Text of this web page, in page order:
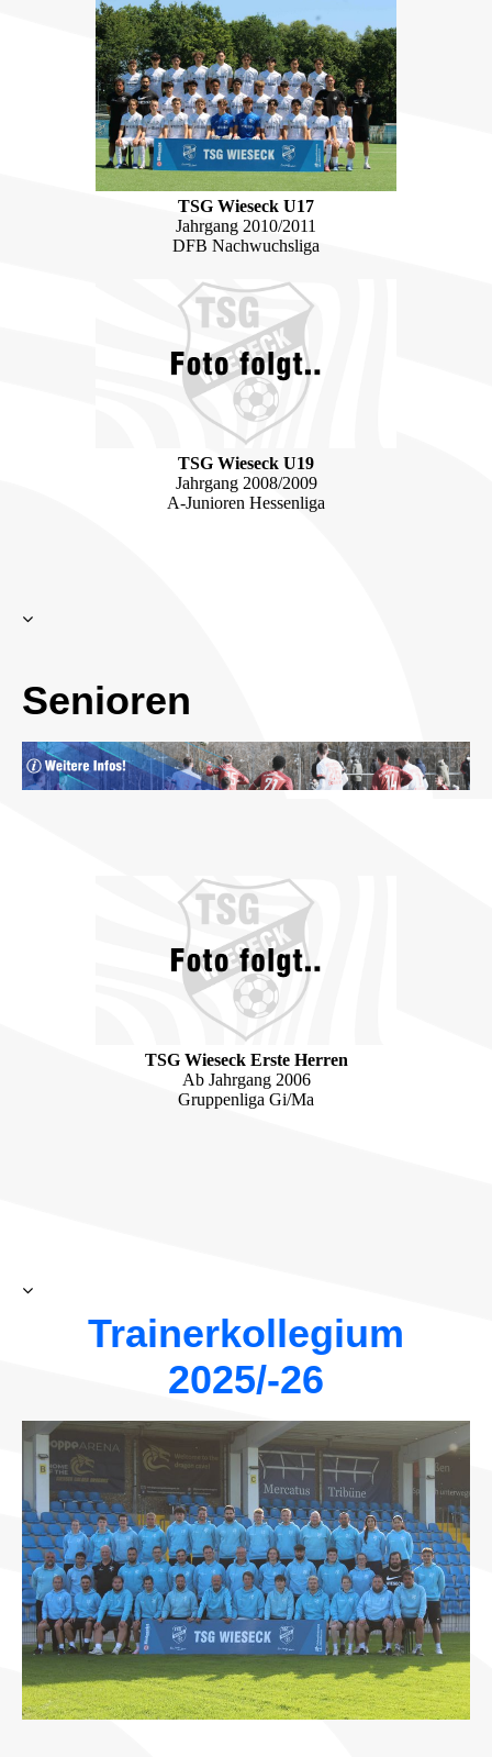
TSG Wieseck U17
Jahrgang 2010/2011
DFB Nachwuchsliga
TSG Wieseck U19
Jahrgang 2008/2009
A-Junioren Hessenliga
Senioren
TSG Wieseck Erste Herren
Ab Jahrgang 2006
Gruppenliga Gi/Ma
Trainerkollegium
2025/-26